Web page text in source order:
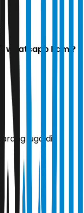
whatsapp kami?
juga di